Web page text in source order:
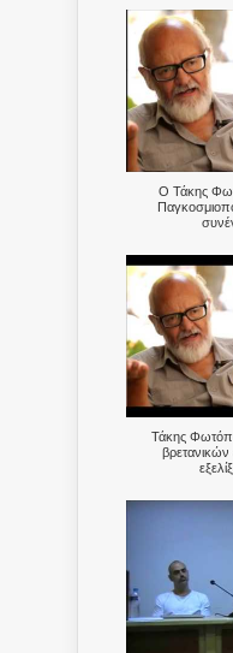
Ο Τάκης
Τάκης